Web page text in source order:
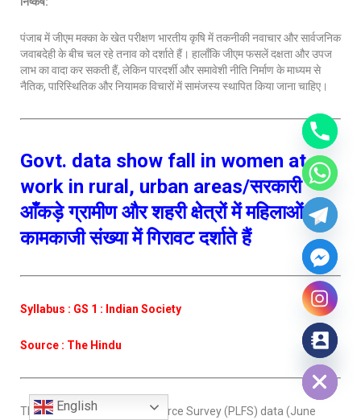
पंजाब में जीएम मक्का के खेत परीक्षण भारतीय कृषि में तकनीकी नवाचार और सार्वजनिक
जवाबदेही के बीच चल रहे तनाव को दर्शाते हैं। हालाँकि जीएम फसलें दक्षता और उपज
लाभ का वादा कर सकती हैं, लेकिन पारदर्शी और समावेशी नीति निर्माण के माध्यम से
नैतिक, पारिस्थितिक और नियामक विचारों में सामंजस्य स्थापित किया जाना चाहिए।
Govt. data show fall in women at
work in rural, urban areas/सरकारी
आँकड़े ग्रामीण और शहरी क्षेत्रों में महिलाओं की
कामकाजी संख्या में गिरावट दर्शाते हैं
Syllabus : GS 1 : Indian Society
Source : The Hindu
The latest Periodic Labour Force Survey (PLFS) data (June
English
Hide chaty